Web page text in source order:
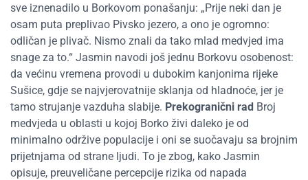
sve iznenadilo u Borkovom ponašanju: „Prije neki dan je
osam puta preplivao Pivsko jezero, a ono je ogromno:
odličan je plivač. Nismo znali da tako mlad medvjed ima
snage za to.“ Jasmin navodi još jednu Borkovu osobenost:
da većinu vremena provodi u dubokim kanjonima rijeke
Sušice, gdje se najvjerovatnije sklanja od hladnoće, jer je
tamo strujanje vazduha slabije. Prekogranični rad Broj
medvjeda u oblasti u kojoj Borko živi daleko je od
minimalno održive populacije i oni se suočavaju sa brojnim
prijetnjama od strane ljudi. To je zbog, kako Jasmin
opisuje, preuveličane percepcije rizika od napada